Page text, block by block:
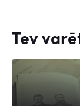
Tev